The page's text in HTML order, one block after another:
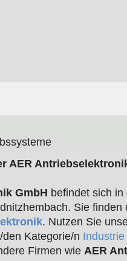
AER
GmbH befindet sich
Sie finden
. Nutzen Sie
Kategorie/n
Firmen wie AER